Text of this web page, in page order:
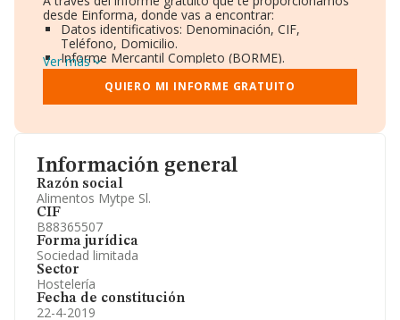
Información general
Razón social
Alimentos Mytpe Sl.
CIF
B88365507
Forma jurídica
Sociedad limitada
Sector
Hostelería
Fecha de constitución
22-4-2019
desde Einforma, donde vas a encontrar:
Datos identificativos: Denominación, CIF,
Teléfono, Domicilio.
Informe Mercantil Completo (BORME).
Gráficos de Evolución Ventas y Empleados.
Consejo de Administración y Administradores.
Directivos y Ejecutivos.
Información oficial y registral complementaria.
Ver más
QUIERO MI INFORME GRATUITO